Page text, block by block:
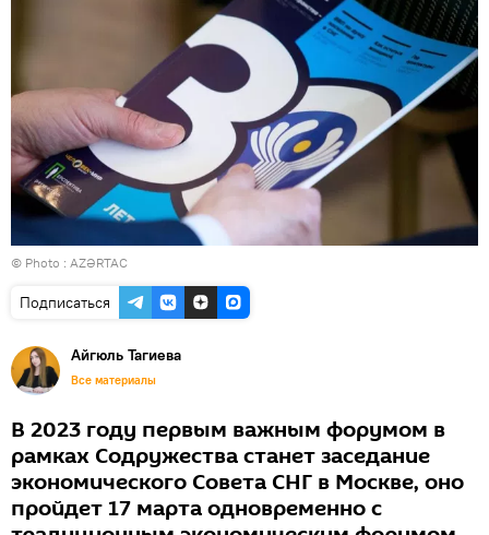
© Photo : AZƏRTAC
Подписаться
Айгюль Тагиева
Все материалы
В 2023 году первым важным форумом в
рамках Содружества станет заседание
экономического Совета СНГ в Москве, оно
пройдет 17 марта одновременно с